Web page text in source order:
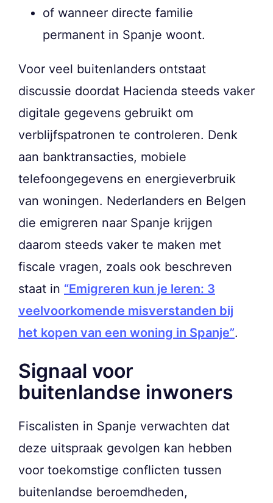
of wanneer directe familie
permanent in Spanje woont.
Voor veel buitenlanders ontstaat
discussie doordat Hacienda steeds vaker
digitale gegevens gebruikt om
verblijfspatronen te controleren. Denk
aan banktransacties, mobiele
telefoongegevens en energieverbruik
van woningen. Nederlanders en Belgen
die emigreren naar Spanje krijgen
daarom steeds vaker te maken met
fiscale vragen, zoals ook beschreven
staat in “Emigreren kun je leren: 3
veelvoorkomende misverstanden bij
het kopen van een woning in Spanje”.
Signaal voor
buitenlandse inwoners
Fiscalisten in Spanje verwachten dat
deze uitspraak gevolgen kan hebben
voor toekomstige conflicten tussen
buitenlandse beroemdheden,